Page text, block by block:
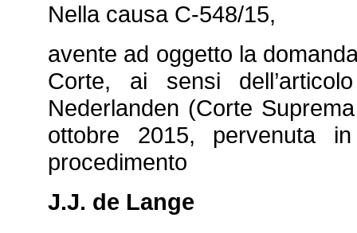
Nella causa C‑548/15,
avente ad oggetto la
Corte, ai sensi
Nederlanden (Corte
ottobre 2015, pervenuta
procedimento
J.J. de Lange